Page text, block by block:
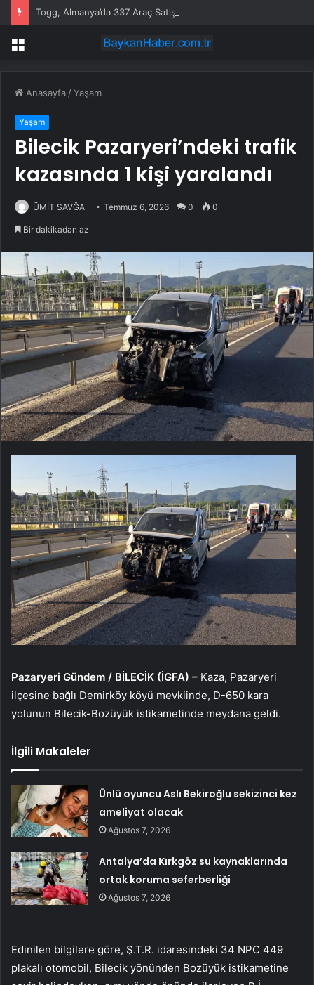
Togg, Almanya’da 337 Araç Satışına Ulaştı
Menü
Anasayfa /Yaşam
Yaşam
Bilecik Pazaryeri’ndeki trafik
kazasında 1 kişi yaralandı
ÜMİT SAVĞA Temmuz 6, 2026 0 0
Bir dakikadan az
Pazaryeri Gündem / BİLECİK (İGFA) – Kaza, Pazaryeri
ilçesine bağlı Demirköy köyü mevkiinde, D-650 kara
yolunun Bilecik-Bozüyük istikametinde meydana geldi.
İlgili Makaleler
Ünlü oyuncu Aslı Bekiroğlu sekizinci kez
ameliyat olacak
Ağustos 7, 2026
Antalya’da Kırkgöz su kaynaklarında
ortak koruma seferberliği
Ağustos 7, 2026
Edinilen bilgilere göre, Ş.T.R. idaresindeki 34 NPC 449
plakalı otomobil, Bilecik yönünden Bozüyük istikametine